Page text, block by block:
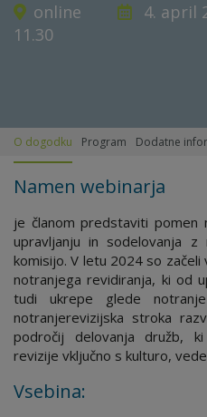
online 4. april
11.30
O dogodku Program Dodatne
Namen webinarja
je članom predstaviti
upravljanju in sodelovanja z
komisijo. V letu 2024 so
notranjega revidiranja, ki od
tudi ukrepe glede
notranjerevizijska stroka
področij delovanja družb,
revizije vključno s kulturo,
Vsebina: